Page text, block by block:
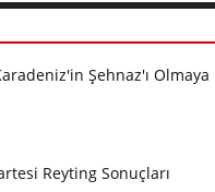
Şehnaz'ı Olmaya
Reyting Sonuçları